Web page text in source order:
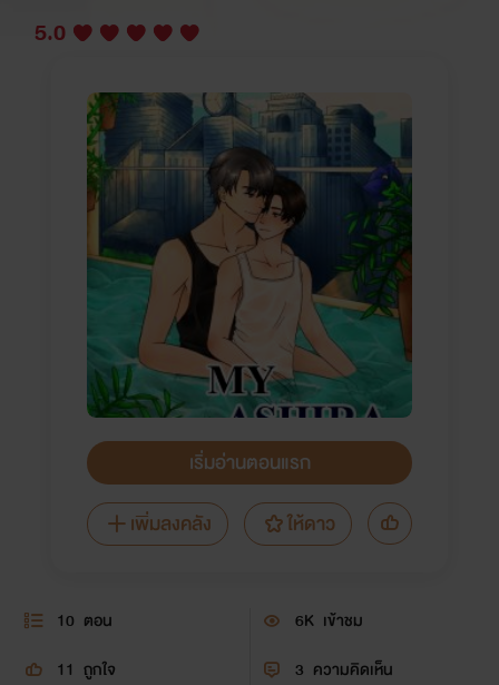
5.0
เริ่มอ่านตอนแรก
เพิ่มลงคลัง
ให้ดาว
10 ตอน 6K เข้าชม
11 ถูกใจ 3 ความคิดเห็น